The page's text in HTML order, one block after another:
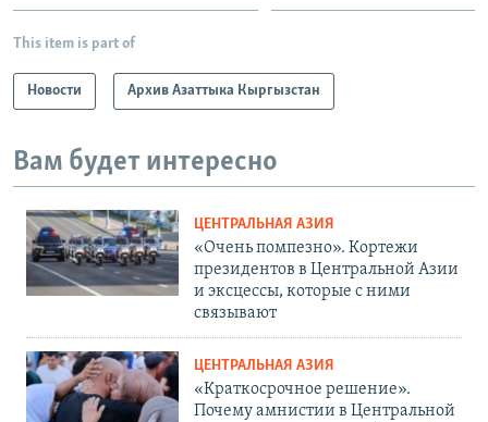
This item is part of
Новости Архив Азаттыка Кыргызстан
Вам будет интересно
ЦЕНТРАЛЬНАЯ АЗИЯ
«Очень помпезно». Кортежи
президентов в Центральной Азии
и эксцессы, которые с ними
связывают
ЦЕНТРАЛЬНАЯ АЗИЯ
«Краткосрочное решение».
Почему амнистии в Центральной